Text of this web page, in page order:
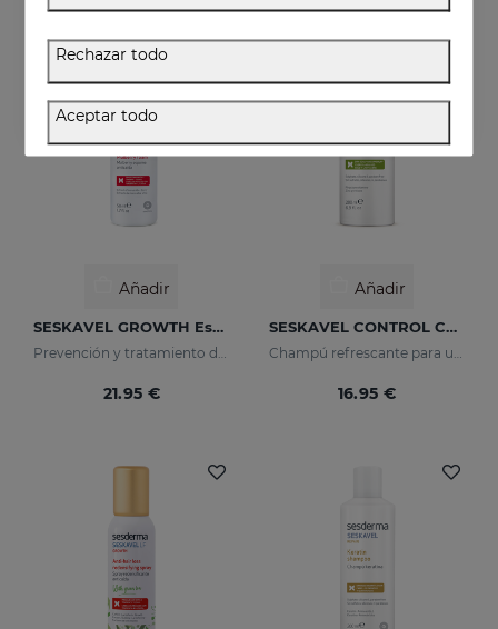
Añadir
SESKAVEL GROWTH Espuma Mulberry
Prevención y tratamiento de la caída del cabello
21.95 €
Añadir
SESKAVEL CONTROL Champú Anticaspa - Seca
Champú refrescante para un cabello suelto y libre de caspa.
16.95 €
Rechazar todo
Aceptar todo